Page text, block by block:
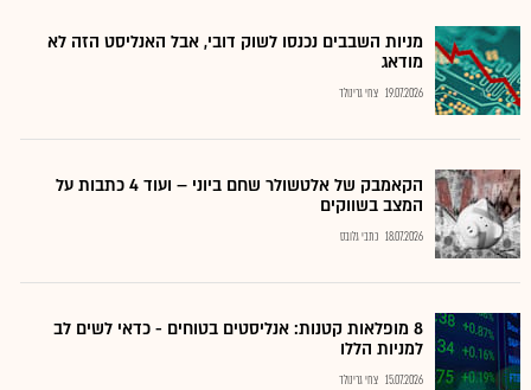
מניות השבבים נכנסו לשוק דובי, אבל האנליסט הזה לא
מודאג
19.07.2026 צחי גרינולד
הקאמבק של אלטשולר שחם ביוני – ועוד 4 כתבות על
המצב בשווקים
18.07.2026 כתבי גלובס
8 מופלאות קטנות: אנליסטים בטוחים - כדאי לשים לב
למניות הללו
15.07.2026 צחי גרינולד